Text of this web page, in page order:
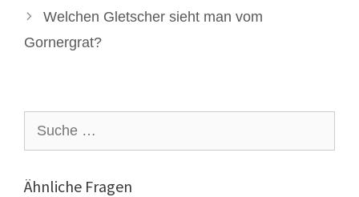
Welchen Gletscher sieht man vom
Gornergrat?
nach:
Ähnliche Fragen